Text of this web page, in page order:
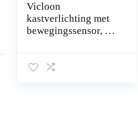
Vicloon
kastverlichting met
bewegingssensor, 3-
automatische aan/uit